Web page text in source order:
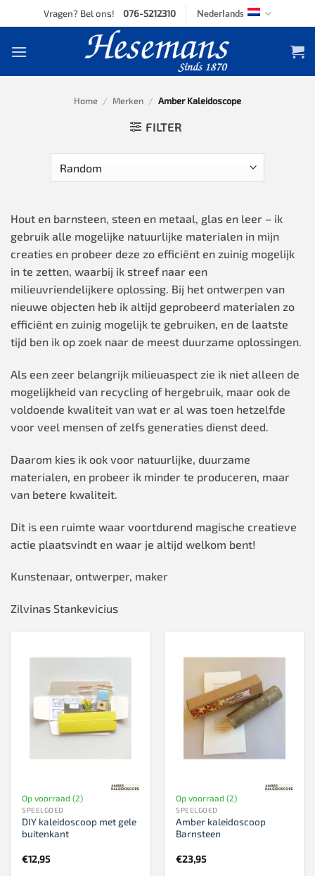
to
Vragen? Bel ons! 076-5212310 Nederlands
Home / Merken / Amber Kaleidoscope
FILTER
Hout en barnsteen, steen en metaal, glas en leer – ik
gebruik alle mogelijke natuurlijke materialen in mijn
creaties en probeer deze zo efficiënt en zuinig mogelijk
in te zetten, waarbij ik streef naar een
milieuvriendelijkere oplossing. Bij het ontwerpen van
nieuwe objecten heb ik altijd geprobeerd materialen zo
efficiënt en zuinig mogelijk te gebruiken, en de laatste
tijd ben ik op zoek naar de meest duurzame oplossingen.
Als een zeer belangrijk milieuaspect zie ik niet alleen de
mogelijkheid van recycling of hergebruik, maar ook de
voldoende kwaliteit van wat er al was toen hetzelfde
voor veel mensen of zelfs generaties dienst deed.
Daarom kies ik ook voor natuurlijke, duurzame
materialen, en probeer ik minder te produceren, maar
van betere kwaliteit.
Dit is een ruimte waar voortdurend magische creatieve
actie plaatsvindt en waar je altijd welkom bent!
Kunstenaar, ontwerper, maker
Zilvinas Stankevicius
Op voorraad (2)
SPEELGOED
DIY kaleidoscoop met gele
buitenkant
€12,95
Op voorraad (2)
SPEELGOED
Amber kaleidoscoop
Barnsteen
€23,95